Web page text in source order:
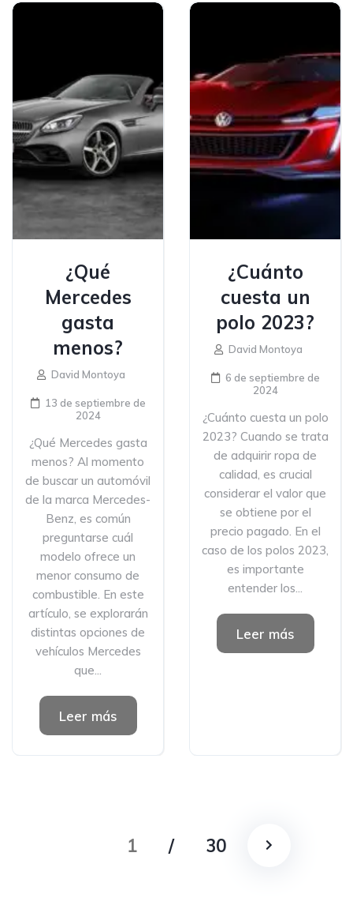
¿Qué
Mercedes
gasta
menos?
David Montoya
13 de septiembre de
2024
¿Qué Mercedes gasta
menos? Al momento
de buscar un automóvil
de la marca Mercedes-
Benz, es común
preguntarse cuál
modelo ofrece un
menor consumo de
combustible. En este
artículo, se explorarán
distintas opciones de
vehículos Mercedes
que...
Leer más
¿Cuánto
cuesta un
polo 2023?
David Montoya
6 de septiembre de
2024
¿Cuánto cuesta un polo
2023? Cuando se trata
de adquirir ropa de
calidad, es crucial
considerar el valor que
se obtiene por el
precio pagado. En el
caso de los polos 2023,
es importante
entender los...
Leer más
1 / 30